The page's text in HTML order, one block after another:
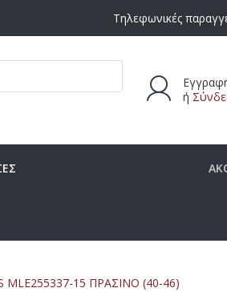
Τηλεφωνικές
ή
MLE255337-15 ΠΡΑΣΙΝΟ (40-46)